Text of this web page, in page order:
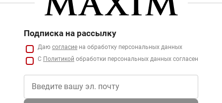
Подписка на рассылку
Даю согласие на обработку персональных данных
С Политикой обработки персональных данных согласен